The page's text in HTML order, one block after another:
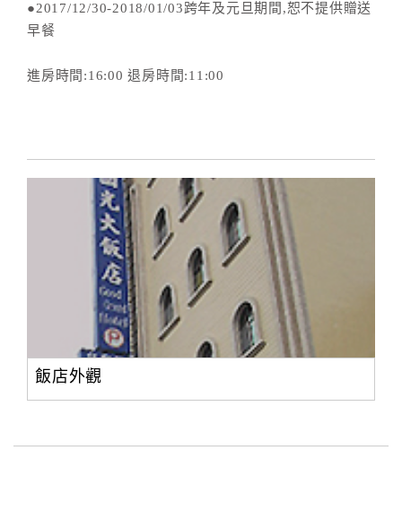
●2017/12/30-2018/01/03跨年及元旦期間,恕不提供贈送
早餐
進房時間:16:00 退房時間:11:00
飯店外觀